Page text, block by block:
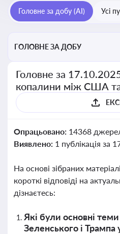
перспективи України
Головне за добу (AI) Усі
ГОЛОВНЕ ЗА ДОБУ
Головне за
копалини між США
Опрацьовано: 14368
Виявлено: 1 публікація за
На основі зібраних
короткі відповіді на
дізнаєтесь:
Які були основні теми
Зеленського і Трампа